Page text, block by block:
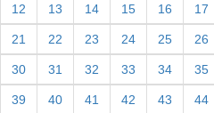
12 13 14 15 16 17
21 22 23 24 25 26
30 31 32 33 34 35
39 40 41 42 43 44